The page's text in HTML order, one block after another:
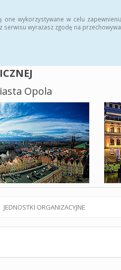
wykorzystywane w celu
wyrażasz zgodę na
Opola
JEDNOSTKI ORGANIZACYJNE